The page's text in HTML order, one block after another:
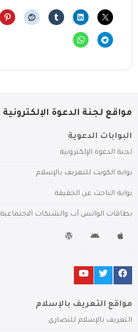
مواقع لجنة الدعوة الإلكترونية
البوابات الدعوية
لجنة الدعوة الإلكترونية
بوابة الكويت للتعريف بالإسلام
بوابة الباحث عن الحقيقة
بطاقات الواتس آب والشبكات الاجتماعية
مواقع التعريف بالإسلام
التعريف بالإسلام للنصارى